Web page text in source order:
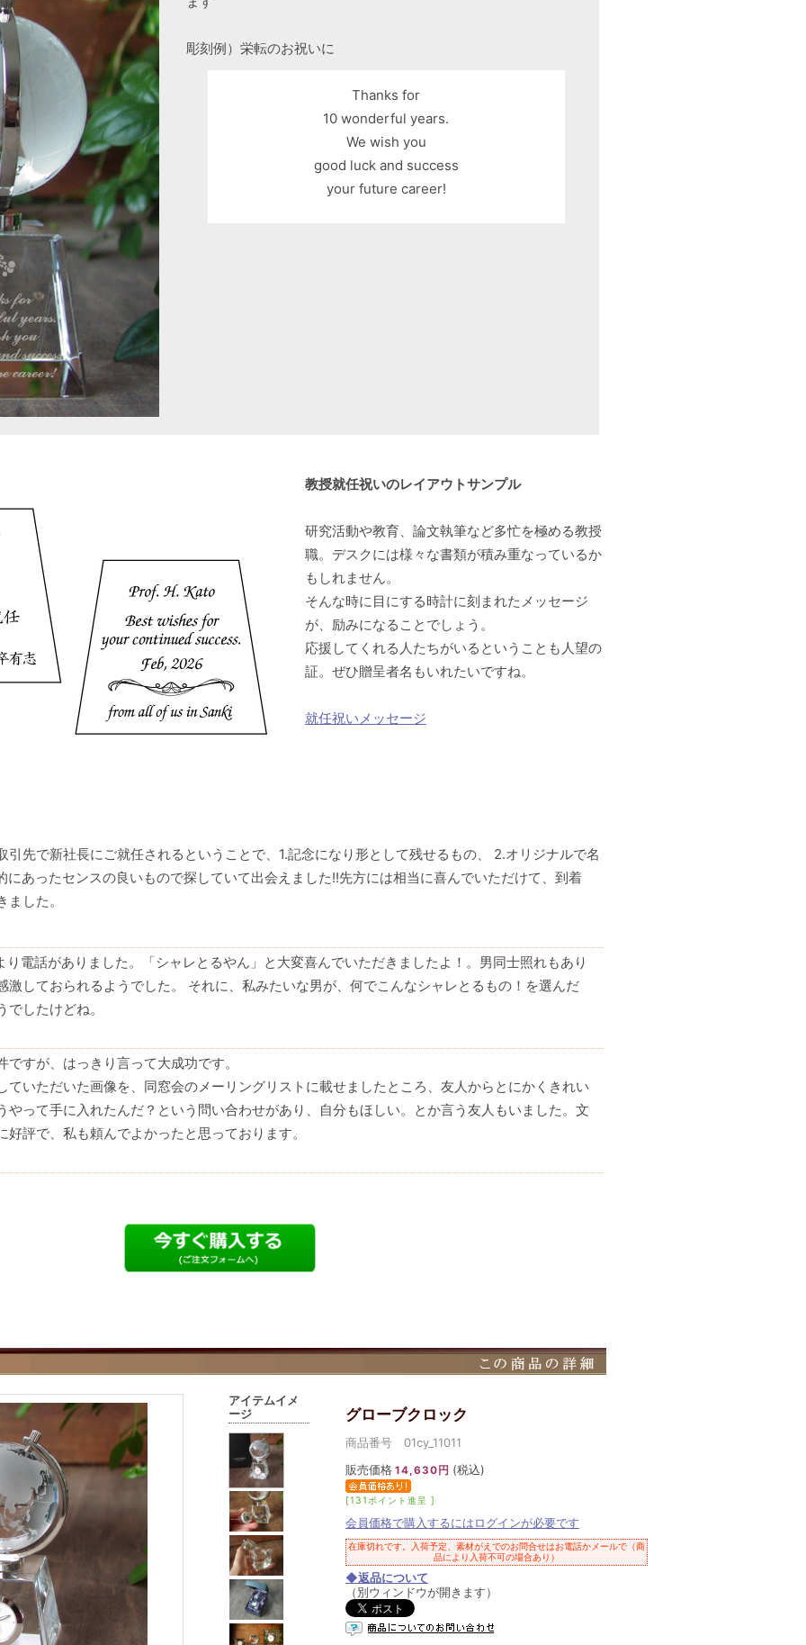
彫刻例）栄転のお祝いに
Thanks for
10 wonderful years.
We wish you
good luck and success
your future career!
教授就任祝いのレイアウトサンプル
研究活動や教育、論文執筆など多忙を極める教授
職。デスクには様々な書類が積み重なっているか
もしれません。
そんな時に目にする時計に刻まれたメッセージ
が、励みになることでしょう。
応援してくれる人たちがいるということも人望の
証。ぜひ贈呈者名もいれたいですね。
就任祝いメッセージ
引先で新社長にご就任されるということで、1.記念になり形として残せるもの、 2.オリジナルで名
にあったセンスの良いもので探していて出会えました!!先方には相当に喜んでいただけて、到着
した。
電話がありました。「シャレとるやん」と大変喜んでいただきましたよ！。男同士照れもあり
激しておられるようでした。 それに、私みたいな男が、何でこんなシャレとるもの！を選んだ
したけどね。
すが、はっきり言って大成功です。
ていただいた画像を、同窓会のメーリングリストに載せましたところ、友人からとにかくきれい
やって手に入れたんだ？という問い合わせがあり、自分もほしい。とか言う友人もいました。文
評で、私も頼んでよかったと思っております。
グローブクロック
商品番号 01cy_11011
販売価格 14,630円 (税込)
[131ポイント進呈 ]
会員価格で購入するにはログインが必要です
在庫切れです。入荷予定、素材がえでのお問合せはお電話かメールで（商
品により入荷不可の場合あり）
◆返品について
（別ウィンドウが開きます）
アイテムイメ
ージ